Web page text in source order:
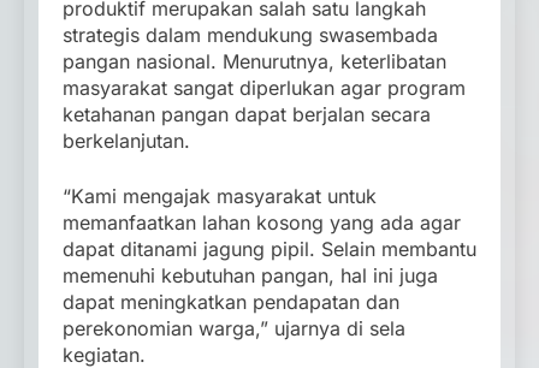
produktif merupakan salah satu langkah
strategis dalam mendukung swasembada
pangan nasional. Menurutnya, keterlibatan
masyarakat sangat diperlukan agar program
ketahanan pangan dapat berjalan secara
berkelanjutan.
“Kami mengajak masyarakat untuk
memanfaatkan lahan kosong yang ada agar
dapat ditanami jagung pipil. Selain membantu
memenuhi kebutuhan pangan, hal ini juga
dapat meningkatkan pendapatan dan
perekonomian warga,” ujarnya di sela
kegiatan.